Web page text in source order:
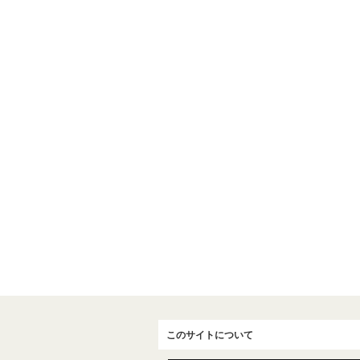
このサイトについて